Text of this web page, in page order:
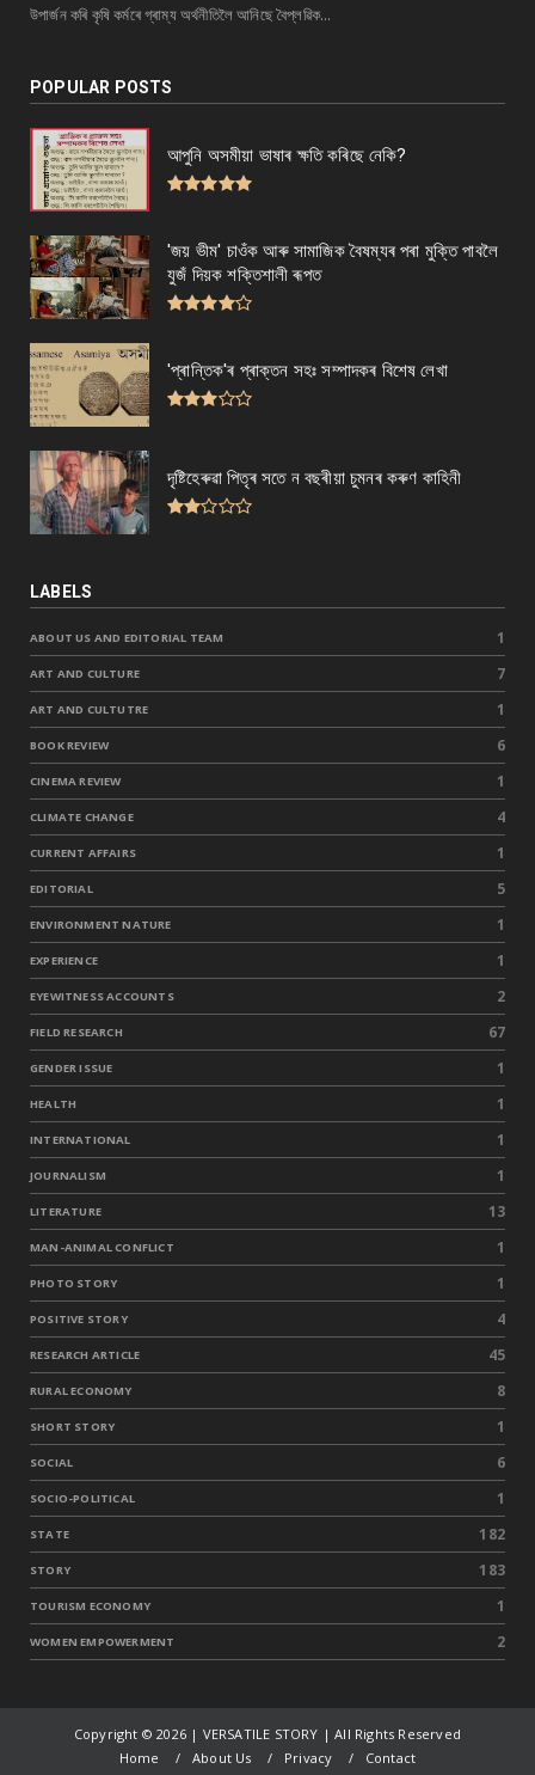
উপাৰ্জন কৰি কৃষি কৰ্মৰে গ্ৰাম্য অর্থনীতিলৈ আনিছে বৈপ্লৱিক...
POPULAR POSTS
আপুনি অসমীয়া ভাষাৰ ক্ষতি কৰিছে নেকি?
'জয় ভীম' চাওঁক আৰু সামাজিক বৈষম্যৰ পৰা মুক্তি পাবলৈ
যুজঁ দিয়ক শক্তিশালী ৰূপত
'প্ৰান্তিক'ৰ প্ৰাক্তন সহঃ সম্পাদকৰ বিশেষ লেখা
দৃষ্টিহেৰুৱা পিতৃৰ সতে ন বছৰীয়া চুমনৰ কৰুণ কাহিনী
LABELS
ABOUT US AND EDITORIAL TEAM 1
ART AND CULTURE 7
ART AND CULTUTRE 1
BOOK REVIEW 6
CINEMA REVIEW 1
CLIMATE CHANGE 4
CURRENT AFFAIRS 1
EDITORIAL 5
ENVIRONMENT NATURE 1
EXPERIENCE 1
EYEWITNESS ACCOUNTS 2
FIELD RESEARCH 67
GENDER ISSUE 1
HEALTH 1
INTERNATIONAL 1
JOURNALISM 1
LITERATURE 13
MAN-ANIMAL CONFLICT 1
PHOTO STORY 1
POSITIVE STORY 4
RESEARCH ARTICLE 45
RURAL ECONOMY 8
SHORT STORY 1
SOCIAL 6
SOCIO-POLITICAL 1
STATE 182
STORY 183
TOURISM ECONOMY 1
WOMEN EMPOWERMENT 2
Copyright ©2026 | VERSATILE STORY | All Rights Reserved
Home
About Us Privacy Contact